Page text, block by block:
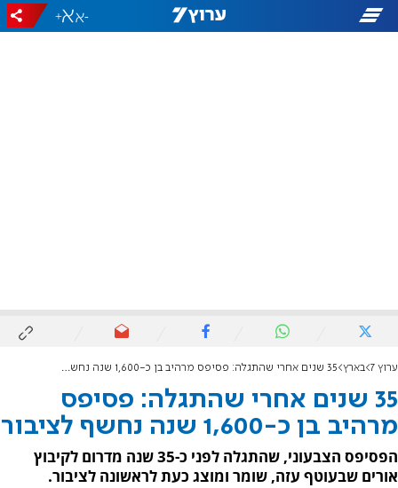
-
+
ערוץ 7 בארץ 35 שנים אחרי שהתגלה: פסיפס מרהיב בן כ-1,600 שנה נחשף לציבור
35 שנים אחרי שהתגלה: פסיפס
מרהיב בן כ-1,600 שנה נחשף לציבור
הפסיפס הצבעוני, שהתגלה לפני כ-35 שנה מדרום לקיבוץ
אורים שבעוטף עזה, שומר ומוצג כעת לראשונה לציבור.